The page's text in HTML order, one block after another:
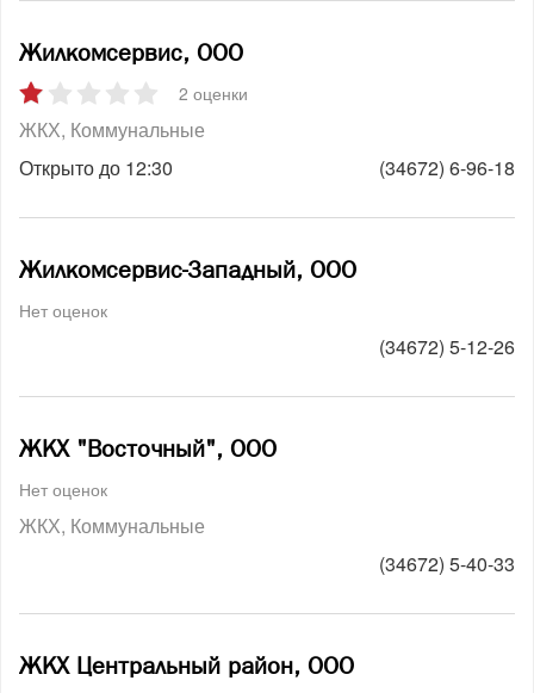
Жилкомсервис, ООО
2 оценки
ЖКХ Коммунальные
Открыто до 12:30
(34672) 6-96-18
Жилкомсервис-Западный, ООО
Нет оценок
(34672) 5-12-26
ЖКХ "Восточный", ООО
Нет оценок
ЖКХ Коммунальные
(34672) 5-40-33
ЖКХ Центральный район, ООО